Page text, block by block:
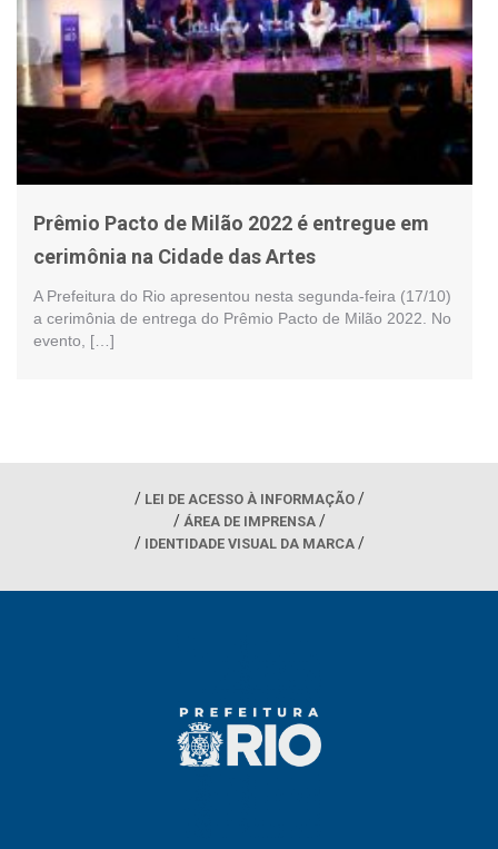
Prêmio Pacto de Milão 2022 é entregue em
cerimônia na Cidade das Artes
A Prefeitura do Rio apresentou nesta segunda-feira (17/10)
a cerimônia de entrega do Prêmio Pacto de Milão 2022. No
evento, […]
LEI DE ACESSO À INFORMAÇÃO
ÁREA DE IMPRENSA
IDENTIDADE VISUAL DA MARCA